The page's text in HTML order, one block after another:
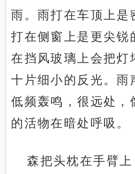
雨。雨打在车顶上是
打在侧窗上是更尖锐
在挡风玻璃上会把灯
十片细小的反光。雨
低频轰鸣，很远处，
的活物在暗处呼吸。
森把头枕在手臂上